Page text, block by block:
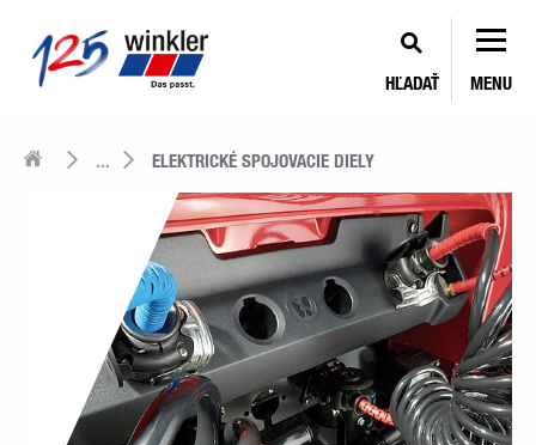
HĽADAŤ MENU
... ELEKTRICKÉ SPOJOVACIE DIELY